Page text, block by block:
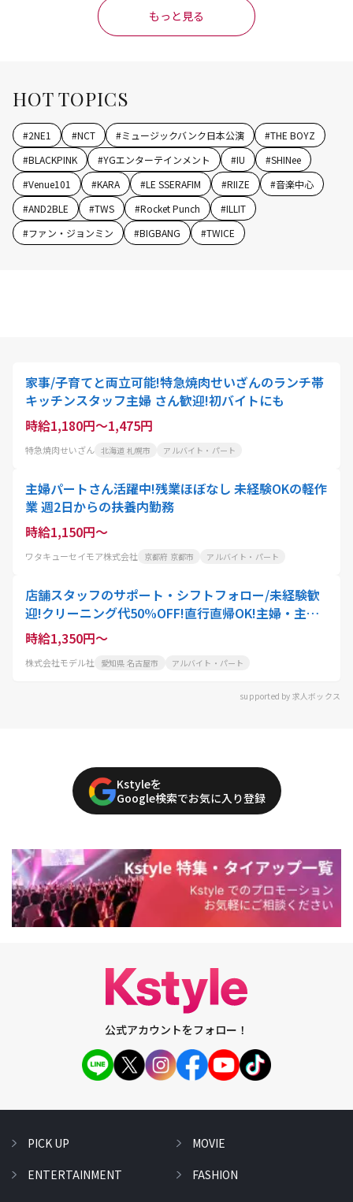
もっと見る
HOT TOPICS
#2NE1 #NCT #ミュージックバンク日本公演 #THE BOYZ
#BLACKPINK #YGエンターテインメント #IU #SHINee
#Venue101 #KARA #LE SSERAFIM #RIIZE #音楽中心
#AND2BLE #TWS #Rocket Punch #ILLIT
#ファン・ジョンミン #BIGBANG #TWICE
家事/子育てと両立可能!特急焼肉せいざんのランチ帯
キッチンスタッフ主婦 さん歓迎!初バイトにも
時給1,180円～1,475円
特急焼肉せいざん 北海道 札幌市 アルバイト・パート
主婦パートさん活躍中!残業ほぼなし 未経験OKの軽作
業 週2日からの扶養内勤務
時給1,150円～
ワタキューセイモア株式会社 京都府 京都市 アルバイト・パート
店舗スタッフのサポート・シフトフォロー/未経験歓
迎!クリーニング代50%OFF!直行直帰OK!主婦・主夫
活躍中!ブランクOK!正社員登用あり
時給1,350円～
株式会社モデル社 愛知県 名古屋市 アルバイト・パート
supported by 求人ボックス
Kstyleを
Google検索でお気に入り登録
公式アカウントをフォロー！
PICK UP
ENTERTAINMENT
MOVIE
FASHION